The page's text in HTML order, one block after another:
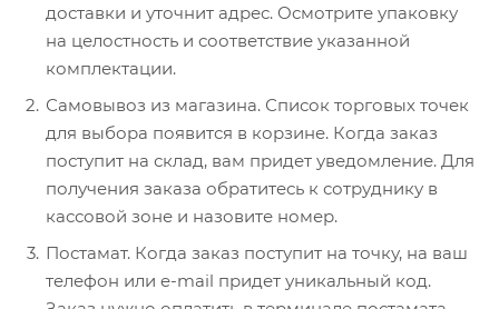
доставки и уточнит адрес. Осмотрите упаковку
на целостность и соответствие указанной
комплектации.
Самовывоз из магазина. Список торговых точек
для выбора появится в корзине. Когда заказ
поступит на склад, вам придет уведомление. Для
получения заказа обратитесь к сотруднику в
кассовой зоне и назовите номер.
Постамат. Когда заказ поступит на точку, на ваш
телефон или e-mail придет уникальный код.